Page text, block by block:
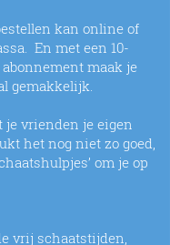
kan online of
En met een 10-
maak je
gemakkelijk.
je vrienden je eigen
het nog niet zo goed,
om je op
vrij schaatstijden,